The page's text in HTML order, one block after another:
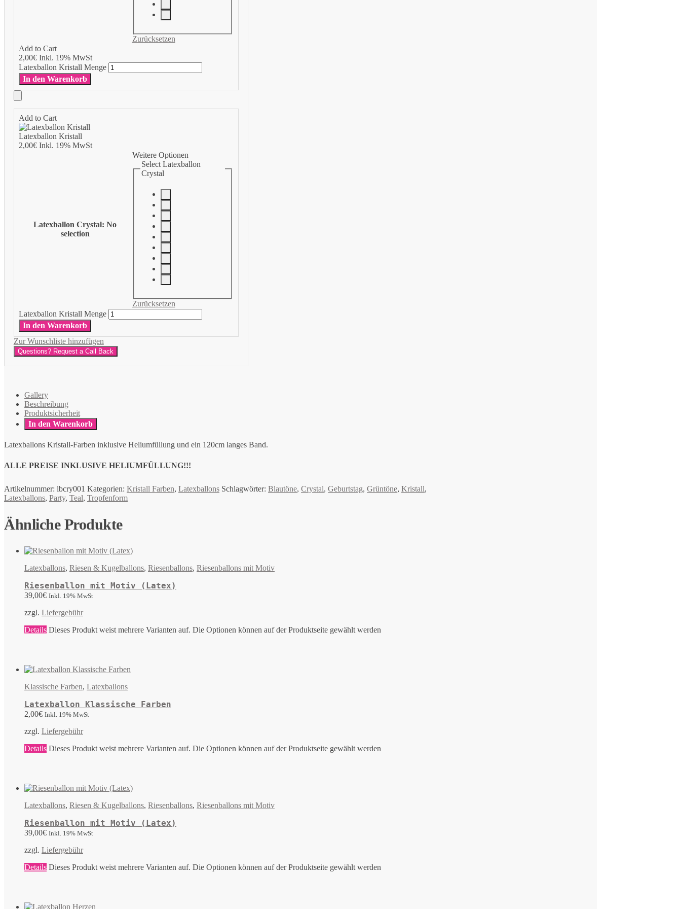
Add to Cart
2,00€Inkl. 19% MwSt
Zurücksetzen
Latexballon Kristall Menge
In den Warenkorb
Add to Cart
Latexballon Kristall
2,00€Inkl. 19% MwSt
Latexballon Crystal: No
selection
Weitere Optionen
Select Latexballon
Crystal
Zurücksetzen
Latexballon Kristall Menge
In den Warenkorb
Zur Wunschliste hinzufügen
Questions? Request a Call Back
Gallery
Beschreibung
Produktsicherheit
In den Warenkorb
Latexballons Kristall-Farben inklusive Heliumfüllung und ein 120cm langes Band.
ALLE PREISE INKLUSIVE HELIUMFÜLLUNG!!!
Artikelnummer: lbcry001 Kategorien: Kristall Farben, Latexballons Schlagwörter: Blautöne, Crystal, Geburtstag, Grüntöne, Kristall,
Latexballons, Party, Teal, Tropfenform
Ähnliche Produkte
Latexballons, Riesen & Kugelballons, Riesenballons, Riesenballons mit Motiv
Riesenballon mit Motiv (Latex)
39,00€ Inkl. 19% MwSt
zzgl. Liefergebühr
Details Dieses Produkt weist mehrere Varianten auf. Die Optionen können auf der Produktseite gewählt werden
Klassische Farben, Latexballons
Latexballon Klassische Farben
2,00€ Inkl. 19% MwSt
zzgl. Liefergebühr
Details Dieses Produkt weist mehrere Varianten auf. Die Optionen können auf der Produktseite gewählt werden
Latexballons, Riesen & Kugelballons, Riesenballons, Riesenballons mit Motiv
Riesenballon mit Motiv (Latex)
39,00€ Inkl. 19% MwSt
zzgl. Liefergebühr
Details Dieses Produkt weist mehrere Varianten auf. Die Optionen können auf der Produktseite gewählt werden